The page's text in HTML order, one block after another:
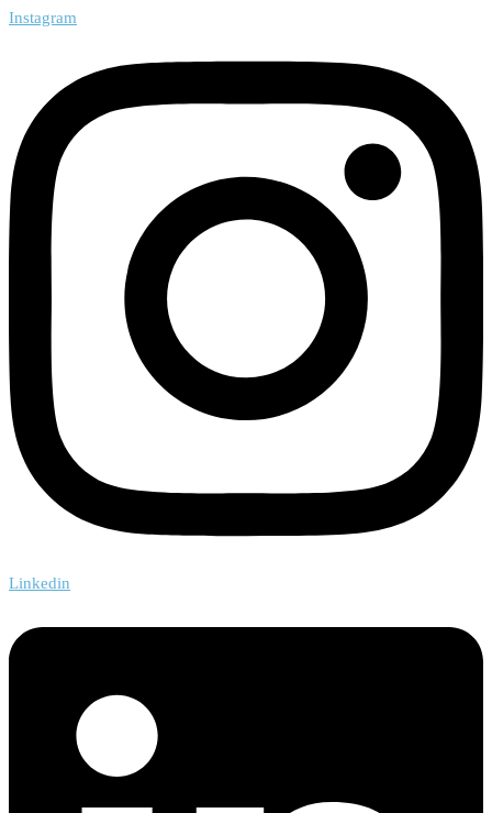
Instagram
Linkedin